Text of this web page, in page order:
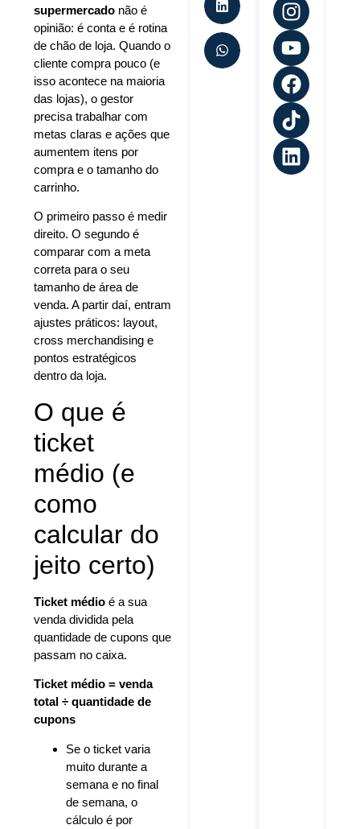
supermercado não é
opinião: é conta e é rotina
de chão de loja. Quando o
cliente compra pouco (e
isso acontece na maioria
das lojas), o gestor
precisa trabalhar com
metas claras e ações que
aumentem itens por
compra e o tamanho do
carrinho.
O primeiro passo é medir
direito. O segundo é
comparar com a meta
correta para o seu
tamanho de área de
venda. A partir daí, entram
ajustes práticos: layout,
cross merchandising e
pontos estratégicos
dentro da loja.
O que é
ticket
médio (e
como
calcular do
jeito certo)
Ticket médio é a sua
venda dividida pela
quantidade de cupons que
passam no caixa.
Ticket médio = venda
total ÷ quantidade de
cupons
Se o ticket varia
muito durante a
semana e no final
de semana, o
cálculo é por